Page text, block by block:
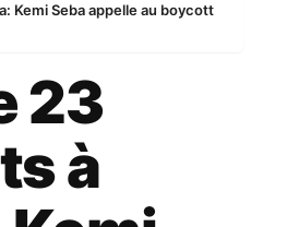
Kemi Seba appelle au boycott
23
à